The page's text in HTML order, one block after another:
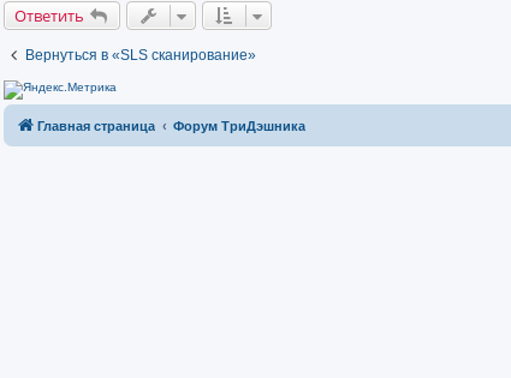
щ
е
и
Ответить
Вернуться в «SLS сканирование»
Главная страница Форум ТриДэшника